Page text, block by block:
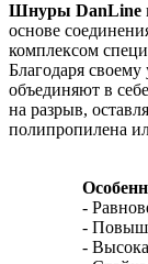
Шнуры DanLine
основе
комплексом
Благодаря
объединяют в
на разрыв,
полипропилена
-
-
-